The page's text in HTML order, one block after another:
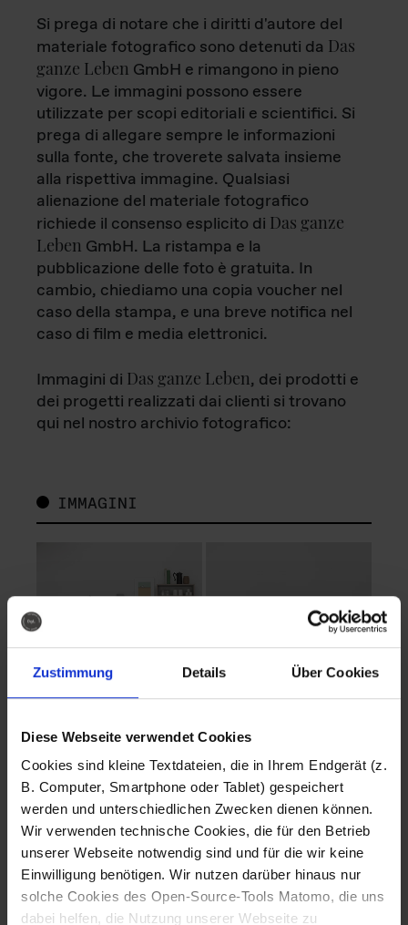
Zustimmung Details Über Cookies
Diese Webseite verwendet Cookies
Cookies sind kleine Textdateien, die in Ihrem Endgerät (z.
B. Computer, Smartphone oder Tablet) gespeichert
werden und unterschiedlichen Zwecken dienen können.
Wir verwenden technische Cookies, die für den Betrieb
unserer Webseite notwendig sind und für die wir keine
Einwilligung benötigen. Wir nutzen darüber hinaus nur
solche Cookies des Open-Source-Tools Matomo, die uns
dabei helfen, die Nutzung unserer Webseite zu
Si prega di notare che i diritti d'autore del
materiale fotografico sono detenuti da Das
ganze Leben GmbH e rimangono in pieno
vigore. Le immagini possono essere
utilizzate per scopi editoriali e scientifici. Si
prega di allegare sempre le informazioni
sulla fonte, che troverete salvata insieme
alla rispettiva immagine. Qualsiasi
alienazione del materiale fotografico
richiede il consenso esplicito di Das ganze
Leben GmbH. La ristampa e la
pubblicazione delle foto è gratuita. In
cambio, chiediamo una copia voucher nel
caso della stampa, e una breve notifica nel
caso di film e media elettronici.
Immagini di Das ganze Leben, dei prodotti e
dei progetti realizzati dai clienti si trovano
qui nel nostro archivio fotografico:
IMMAGINI
Fotografo: Lorenz
Sternbach
Download
Fotografo: Lorenz
Sternbach
Download